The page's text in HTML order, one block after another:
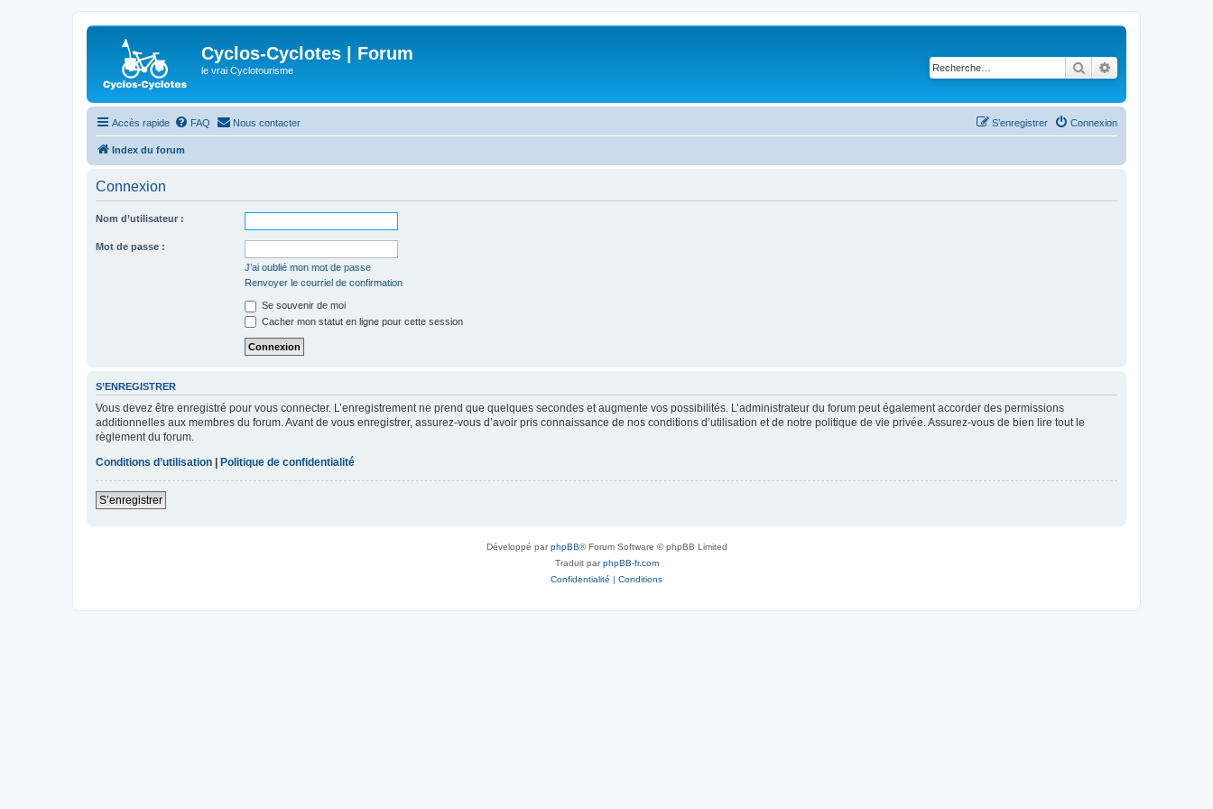
Cyclos-Cyclotes | Forum
le vrai Cyclotourisme Rechercher
Accès rapide FAQ Nous contacter Connexion
S’enregistrer
Index du forum
Connexion
Nom d’utilisateur :
Mot de passe :
J’ai oublié mon mot de passe
Renvoyer le courriel de confirmation
Se souvenir de moi
Cacher mon statut en ligne pour cette session
S’ENREGISTRER
Vous devez être enregistré pour vous connecter. L’enregistrement ne prend que quelques secondes et augmente vos possibilités. L’administrateur du forum peut également accorder des permissions
additionnelles aux membres du forum. Avant de vous enregistrer, assurez-vous d’avoir pris connaissance de nos conditions d’utilisation et de notre politique de vie privée. Assurez-vous de bien lire tout le
règlement du forum.
Conditions d’utilisation | Politique de confidentialité
S’enregistrer
Développé parphpBB® Forum Software © phpBB Limited
Traduit parphpBB-fr.com
Confidentialité | Conditions